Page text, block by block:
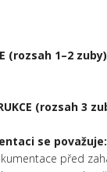
(rozsah 1–2 zuby)
(rozsah 3
se považuje:
před